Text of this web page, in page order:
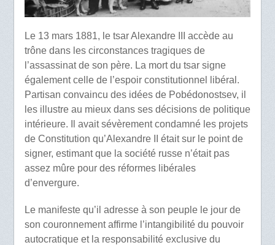
Le 13 mars 1881, le tsar Alexandre III accède au
trône dans les circonstances tragiques de
l’assassinat de son père. La mort du tsar signe
également celle de l’espoir constitutionnel libéral.
Partisan convaincu des idées de Pobédonostsev, il
les illustre au mieux dans ses décisions de politique
intérieure. Il avait sévèrement condamné les projets
de Constitution qu’Alexandre II était sur le point de
signer, estimant que la société russe n’était pas
assez mûre pour des réformes libérales
d’envergure.
Le manifeste qu’il adresse à son peuple le jour de
son couronnement affirme l’intangibilité du pouvoir
autocratique et la responsabilité exclusive du